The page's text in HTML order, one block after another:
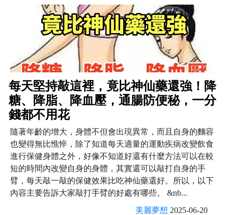
每天堅持敲這裡，竟比神仙藥還強！降
糖、降脂、降血壓，通腸防便秘，一分
錢都不用花
隨著年齡的增大，身體不但會出現異常，而且自身的麵容
也變得無比憔悴，除了知道每天適量的運動疾病改變飲食
進行保健身體之外，好像不知道好還有什麼方法可以在較
短的時間內改變自身的身體，其實還可以敲打自身的手
臂，每天敲一敲的保健效果比吃神仙藥還好。所以，以下
內容主要告訴大家敲打手臂的好處有哪些。 &nb...
美麗夢想 2025-06-20